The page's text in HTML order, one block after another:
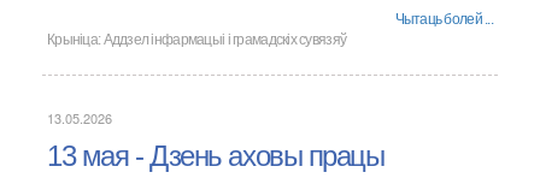
Чытаць болей ...
Крыніца:Аддзел інфармацыі і грамадскіх сувязяў
13.05.2026
13 мая - Дзень аховы працы